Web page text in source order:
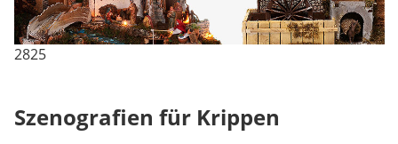
2825
Szenografien für Krippen